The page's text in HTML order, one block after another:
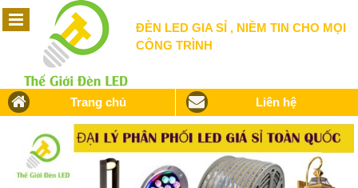
ĐÈN LED GIA SỈ , NIỀM TIN CHO MỌI
CÔNG TRÌNH
Trang chủ Liên hệ